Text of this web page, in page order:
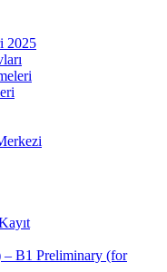
2025
B1 Preliminary (for